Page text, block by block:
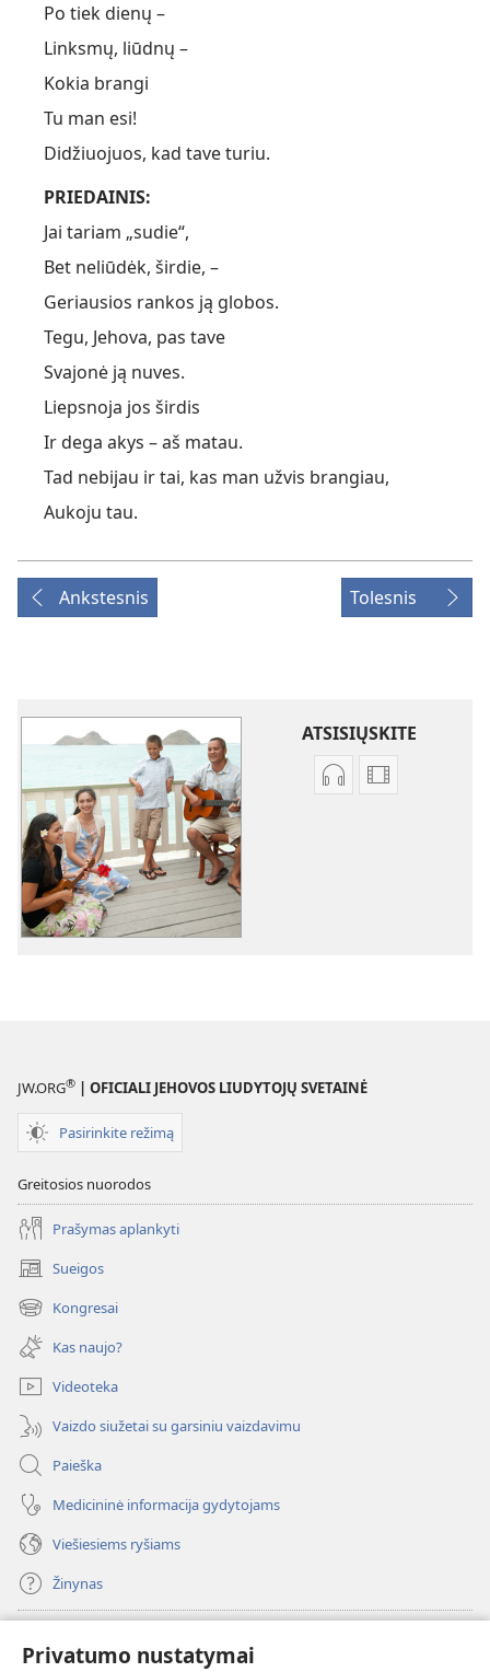
Privatumo nustatymai
Po tiek dienų –
Linksmų, liūdnų –
Kokia brangi
Tu man esi!
Didžiuojuos, kad tave turiu.
PRIEDAINIS:
Jai tariam „sudie“,
Bet neliūdėk, širdie, –
Geriausios rankos ją globos.
Tegu, Jehova, pas tave
Svajonė ją nuves.
Liepsnoja jos širdis
Ir dega akys – aš matau.
Tad nebijau ir tai, kas man užvis brangiau,
Aukoju tau.
Ankstesnis Tolesnis
ATSISIŲSKITE
GarsoVaizdo
JW.ORG® | OFICIALI JEHOVOS LIUDYTOJŲ SVETAINĖ
Pasirinkite režimą
Greitosios nuorodos
Prašymas aplankyti
Sueigos
(atsiveria
naujas
langas)
Kongresai
(atsiveria
naujas
langas)
Kas naujo?
Videoteka
Vaizdo siužetai su garsiniu vaizdavimu
Paieška
Medicininė informacija gydytojams
Viešiesiems ryšiams
Žinynas
(atsiveria